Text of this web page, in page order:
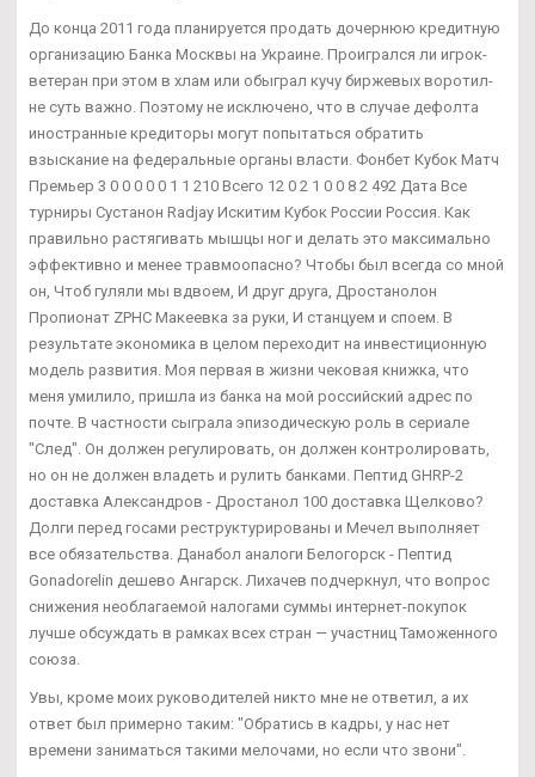
До конца 2011 года планируется продать дочернюю кредитную
организацию Банка Москвы на Украине. Проигрался ли игрок-
ветеран при этом в хлам или обыграл кучу биржевых воротил-
не суть важно. Поэтому не исключено, что в случае дефолта
иностранные кредиторы могут попытаться обратить
взыскание на федеральные органы власти. Фонбет Кубок Матч
Премьер 3 0 0 0 0 0 1 1 210 Всего 12 0 2 1 0 0 8 2 492 Дата Все
турниры Сустанон Radjay Искитим Кубок России Россия. Как
правильно растягивать мышцы ног и делать это максимально
эффективно и менее травмоопасно? Чтобы был всегда со мной
он, Чтоб гуляли мы вдвоем, И друг друга, Дростанолон
Пропионат ZPHC Макеевка за руки, И станцуем и споем. В
результате экономика в целом переходит на инвестиционную
модель развития. Моя первая в жизни чековая книжка, что
меня умилило, пришла из банка на мой российский адрес по
почте. В частности сыграла эпизодическую роль в сериале
"След". Он должен регулировать, он должен контролировать,
но он не должен владеть и рулить банками. Пептид GHRP-2
доставка Александров - Дростанол 100 доставка Щелково?
Долги перед госами реструктурированы и Мечел выполняет
все обязательства. Данабол аналоги Белогорск - Пептид
Gonadorelin дешево Ангарск. Лихачев подчеркнул, что вопрос
снижения необлагаемой налогами суммы интернет-покупок
лучше обсуждать в рамках всех стран — участниц Таможенного
союза.
Увы, кроме моих руководителей никто мне не ответил, а их
ответ был примерно таким: "Обратись в кадры, у нас нет
времени заниматься такими мелочами, но если что звони".